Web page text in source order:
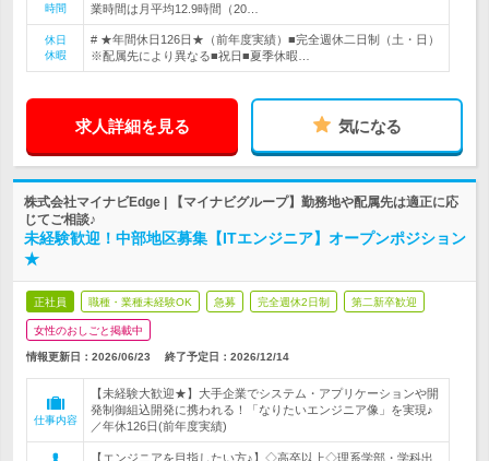
時間
業時間は月平均12.9時間（20…
休日
休暇
# ★年間休日126日★（前年度実績）■完全週休二日制（土・日）
※配属先により異なる■祝日■夏季休暇…
求人詳細を見る 気になる
株式会社マイナビEdge | 【マイナビグループ】勤務地や配属先は適正に応
じてご相談♪
未経験歓迎！中部地区募集【ITエンジニア】オープンポジション
★
正社員 職種・業種未経験OK 急募 完全週休2日制 第二新卒歓迎
女性のおしごと掲載中
情報更新日：2026/06/23 終了予定日： 2026/12/14
仕事内容
【未経験大歓迎★】大手企業でシステム・アプリケーションや開
発制御組込開発に携われる！「なりたいエンジニア像」を実現♪
／年休126日(前年度実績)
【エンジニアを目指したい方♪】◇高卒以上◇理系学部・学科出